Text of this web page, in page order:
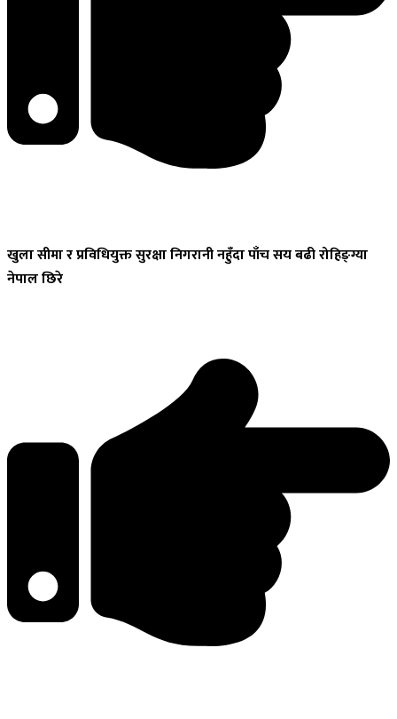
खुलासीमा र प्रविधियुक्त सुरक्षा निगरानी नहुँदा पाँच सय बढी रोहिङ्ग्या
नेपाल छिरे